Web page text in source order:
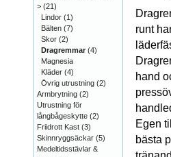
runt
hand
Egen
bästa
> (21)
Lindor (1)
Bälten (7)
Skor (2)
Dragremmar (4)
Magnesia
Kläder (4)
Övrig utrustning (2)
Armbrytning (2)
Utrustning för
långbågeskytte (2)
Friidrott Kast (3)
Skinnryggsäckar (5)
Medeltidsstävlar &